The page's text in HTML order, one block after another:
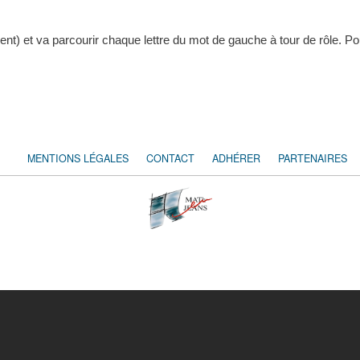
et va parcourir chaque lettre du mot de gauche à tour de rôle.
MENTIONS LÉGALES CONTACT ADHÉRER PARTENAIRES